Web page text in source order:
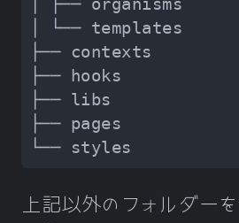
上記以外のフォルダー